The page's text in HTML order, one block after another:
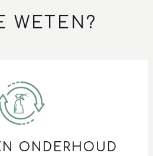
WETEN?
ONDERHOUD